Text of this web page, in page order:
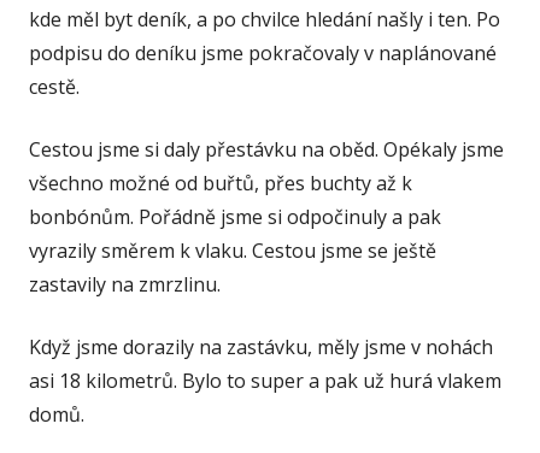
kde měl byt deník, a po chvilce hledání našly i ten. Po
podpisu do deníku jsme pokračovaly v naplánované
cestě.
Cestou jsme si daly přestávku na oběd. Opékaly jsme
všechno možné od buřtů, přes buchty až k
bonbónům. Pořádně jsme si odpočinuly a pak
vyrazily směrem k vlaku. Cestou jsme se ještě
zastavily na zmrzlinu.
Když jsme dorazily na zastávku, měly jsme v nohách
asi 18 kilometrů. Bylo to super a pak už hurá vlakem
domů.